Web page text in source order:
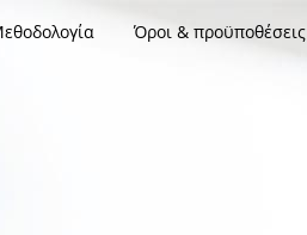
Όροι & προϋποθέσεις